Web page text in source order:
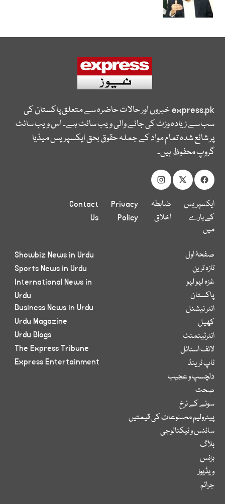
express.pkخبروں اور حالات حاضرہ سے متعلق پاکستان کی
سب سے زیادہ وزٹ کی جانے والی ویب سائٹ ہے۔ اس ویب سائٹ
پر شائع شدہ تمام مواد کے جملہ حقوق بحق ایکسپریس میڈیا
گروپ محفوظ ہیں۔
ایکسپریس
کے بارے
میں
ضابطہ
اخلاق
Privacy
Policy
Contact
Us
صفحۂ اول
تازہ ترین
غزہ لہو لہو
پاکستان
انٹر نیشنل
کھیل
انٹرٹینمنٹ
لائف اسٹائل
ٹاپ ٹرینڈ
دلچسپ و عجیب
صحت
سونے کے نرخ
پیٹرولیم مصنوعات کی قیمتیں
سائنس و ٹیکنالوجی
بلاگ
بزنس
ویڈیوز
جرائم
Showbiz News in Urdu
Sports News in Urdu
International News in
Urdu
Business News in Urdu
Urdu Magazine
Urdu Blogs
The Express Tribune
Express Entertainment